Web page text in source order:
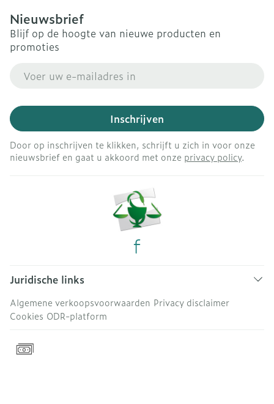
Nieuwsbrief
Blijf op de hoogte van nieuwe producten en
promoties
Inschrijven
Door op inschrijven te klikken, schrijft u zich in voor onze
nieuwsbrief en gaat u akkoord met onze privacy policy.
Juridische links
Algemene verkoopsvoorwaarden Privacy disclaimer
Cookies ODR-platform